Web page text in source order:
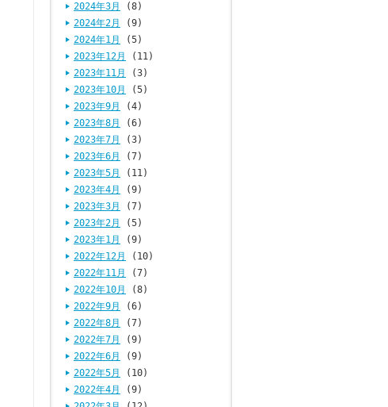
2024年3月
(8)
2024年2月
(9)
2024年1月
(5)
2023年12月
(11)
2023年11月
(3)
2023年10月
(5)
2023年9月
(4)
2023年8月
(6)
2023年7月
(3)
2023年6月
(7)
2023年5月
(11)
2023年4月
(9)
2023年3月
(7)
2023年2月
(5)
2023年1月
(9)
2022年12月
(10)
2022年11月
(7)
2022年10月
(8)
2022年9月
(6)
2022年8月
(7)
2022年7月
(9)
2022年6月
(9)
2022年5月
(10)
2022年4月
(9)